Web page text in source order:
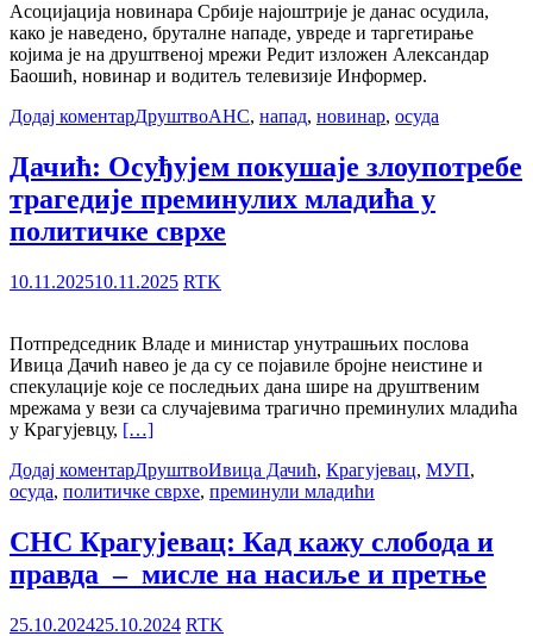
Асоцијација новинара Србије најоштрије је данас осудила,
како је наведено, бруталне нападе, увреде и таргетирање
којима је на друштвеној мрежи Редит изложен Александар
Баошић, новинар и водитељ телевизије Информер.
Додај коментарДруштвоАНС, напад, новинар, осуда
Дачић: Осуђујем покушаје злоупотребе
трагедије преминулих младића у
политичке сврхе
10.11.202510.11.2025 RTK
Потпредседник Владе и министар унутрашњих послова
Ивица Дачић навео је да су се појавиле бројне неистине и
спекулације које се последњих дана шире на друштвеним
мрежама у вези са случајевима трагично преминулих младића
у Крагујевцу, […]
Додај коментарДруштвоИвица Дачић, Крагујевац, МУП,
осуда, политичке сврхе, преминули младићи
СНС Крагујевац: Кад кажу слобода и
правда – мисле на насиље и претње
25.10.202425.10.2024 RTK